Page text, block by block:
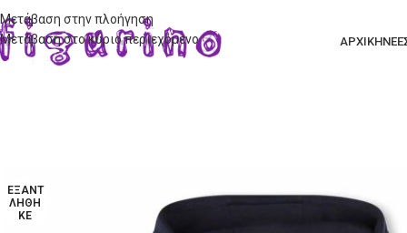
Μετάβαση στην πλοήγηση
Μετάβαση στο κύριο περιεχόμενο
ΑΡΧΙΚΗ
ΕΞΑΝΤ
ΛΉΘΗ
ΚΕ